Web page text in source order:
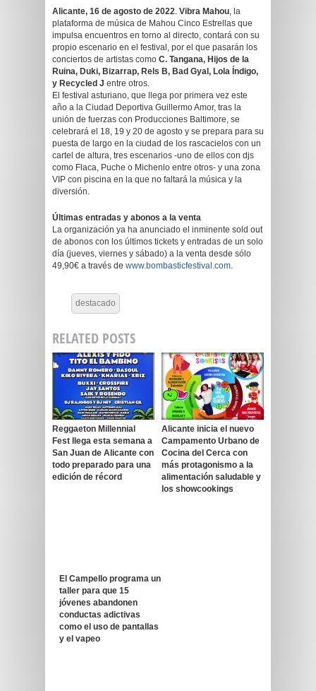
Alicante, 16 de agosto de 2022. Vibra Mahou, la
plataforma de música de Mahou Cinco Estrellas que
impulsa encuentros en torno al directo, contará con su
propio escenario en el festival, por el que pasarán los
conciertos de artistas como C. Tangana, Hijos de la
Ruina, Duki, Bizarrap, Rels B, Bad Gyal, Lola Índigo,
y Recycled J entre otros.
El festival asturiano, que llega por primera vez este
año a la Ciudad Deportiva Guillermo Amor, tras la
unión de fuerzas con Producciones Baltimore, se
celebrará el 18, 19 y 20 de agosto y se prepara para su
puesta de largo en la ciudad de los rascacielos con un
cartel de altura, tres escenarios -uno de ellos con djs
como Flaca, Puche o Michenlo entre otros- y una zona
VIP con piscina en la que no faltará la música y la
diversión.
Últimas entradas y abonos a la venta
La organización ya ha anunciado el inminente sold out
de abonos con los últimos tickets y entradas de un solo
día (jueves, viernes y sábado) a la venta desde sólo
49,90€ a través de www.bombasticfestival.com.
destacado
RELATED POSTS
Reggaeton Millennial
Fest llega esta semana a
San Juan de Alicante con
todo preparado para una
edición de récord
Alicante inicia el nuevo
Campamento Urbano de
Cocina del Cerca con
más protagonismo a la
alimentación saludable y
los showcookings
El Campello programa un
taller para que 15
jóvenes abandonen
conductas adictivas
como el uso de pantallas
y el vapeo